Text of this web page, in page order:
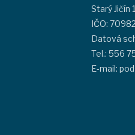
Starý Jičín
IČO:
Datová
Tel.: 556
E-mail: